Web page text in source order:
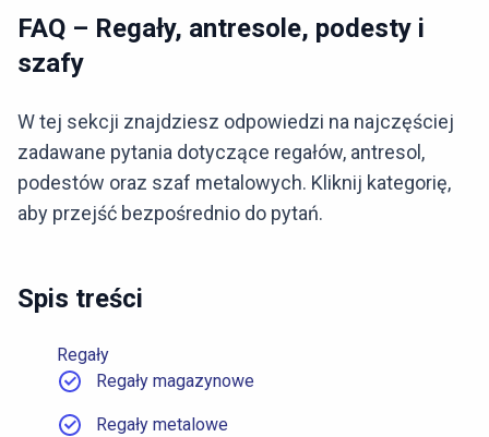
FAQ – Regały, antresole, podesty i
szafy
W tej sekcji znajdziesz odpowiedzi na najczęściej
zadawane pytania dotyczące regałów, antresol,
podestów oraz szaf metalowych. Kliknij kategorię,
aby przejść bezpośrednio do pytań.
Spis treści
Regały
Regały magazynowe
Regały metalowe